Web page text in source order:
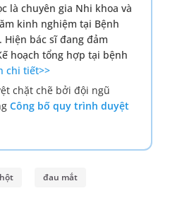
là chuyên gia Nhi khoa và
kinh nghiệm tại Bệnh
Hiện bác sĩ đang đảm
hoạch tổng hợp tại bệnh
chi tiết>>
chặt chẽ bởi đội ngũ
Công bố quy trình duyệt
đau mắt